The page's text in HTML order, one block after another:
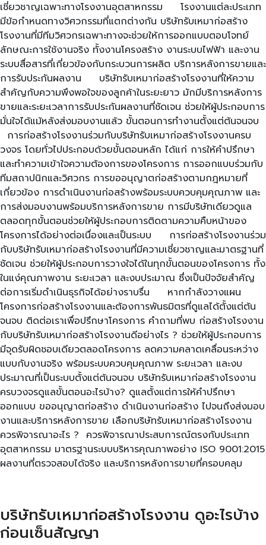
เชี่ยวชาญเฉพาะทางโรงงานอุตสาหกรรม โรงงานแต่ละประเภท
มีข้อกำหนดทางวิศวกรรมที่แตกต่างกัน บริษัทรับเหมาก่อสร้าง
โรงงานที่มีทีมวิศวกรเฉพาะทางจะช่วยให้การออกแบบตอบโจทย์
ลักษณะการใช้งานจริง ทั้งงานโครงสร้าง งานระบบไฟฟ้า และงาน
ระบบสื่อสารที่เกี่ยวข้องกับกระบวนการผลิต บริการหลังการขายและ
การรับประกันผลงาน บริษัทรับเหมาก่อสร้างโรงงานที่ให้ความ
สำคัญกับความพึงพอใจของลูกค้าในระยะยาว มักมีบริการหลังการ
ขายและระยะเวลาการรับประกันผลงานที่ชัดเจน ช่วยให้ผู้ประกอบการ
มั่นใจได้แม้หลังส่งมอบงานแล้ว ขั้นตอนการทำงานตั้งแต่ต้นจนจบ
การก่อสร้างโรงงานร่วมกับบริษัทรับเหมาก่อสร้างโรงงานครบ
วงจร โดยทั่วไปประกอบด้วยขั้นตอนหลัก ได้แก่ การให้คำปรึกษา
และทำความเข้าใจความต้องการของโครงการ การออกแบบร่วมกับ
ทีมสถาปนิกและวิศวกร การขออนุญาตก่อสร้างตามกฎหมายที่
เกี่ยวข้อง การดำเนินงานก่อสร้างพร้อมระบบควบคุมคุณภาพ และ
การส่งมอบงานพร้อมบริการหลังการขาย การมีบริษัทเดียวดูแล
ตลอดทุกขั้นตอนช่วยให้ผู้ประกอบการติดตามความคืบหน้าของ
โครงการได้อย่างต่อเนื่องและเป็นระบบ การก่อสร้างโรงงานร่วม
กับบริษัทรับเหมาก่อสร้างโรงงานที่มีความเชี่ยวชาญและมาตรฐานที่
ชัดเจน ช่วยให้ผู้ประกอบการวางใจได้ในทุกขั้นตอนของโครงการ ทั้ง
ในแง่คุณภาพงาน ระยะเวลา และงบประมาณ ซึ่งเป็นปัจจัยสำคัญ
ต่อการเริ่มดำเนินธุรกิจได้อย่างราบรื่น หากกำลังวางแผน
โครงการก่อสร้างโรงงานและต้องการพันธมิตรที่ดูแลได้ตั้งแต่ต้น
จนจบ ติดต่อเราเพื่อปรึกษาโครงการ คำถามที่พบ ก่อสร้างโรงงาน
กับบริษัทรับเหมาก่อสร้างโรงงานดีอย่างไร ? ช่วยให้ผู้ประกอบการ
มีจุดรับผิดชอบเดียวตลอดโครงการ ลดความคลาดเคลื่อนระหว่าง
แบบกับงานจริง พร้อมระบบควบคุมคุณภาพ ระยะเวลา และงบ
ประมาณที่เป็นระบบตั้งแต่ต้นจนจบ บริษัทรับเหมาก่อสร้างโรงงาน
ครบวงจรดูแลขั้นตอนอะไรบ้าง? ดูแลตั้งแต่การให้คำปรึกษา
ออกแบบ ขออนุญาตก่อสร้าง ดำเนินงานก่อสร้าง ไปจนถึงส่งมอบ
งานและบริการหลังการขาย เลือกบริษัทรับเหมาก่อสร้างโรงงาน
ควรพิจารณาอะไร ? ควรพิจารณาประสบการณ์ตรงกับประเภท
อุตสาหกรรม มาตรฐานระบบบริหารคุณภาพอย่าง ISO 9001:2015
ผลงานที่ตรวจสอบได้จริง และบริการหลังการขายที่ครอบคลุม
บริษัทรับเหมาก่อสร้างโรงงาน ดูอะไรบ้าง
ก่อนเซ็นสัญญา